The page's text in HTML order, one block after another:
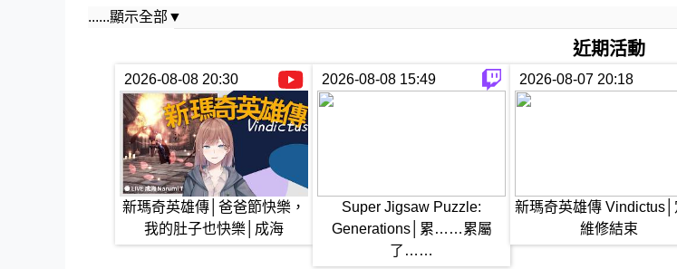
目前主要進行半調子的新瑪奇英雄傳的遊玩(鐮刀伊菲)。
除了瑪英之外還玩Minecraft(麥塊)、黑色沙漠，或者將來有機會接觸的各種遊戲XD。
偶爾會在實況內偷渡唱歌:P
※111/10/24 新增
請勿在任何時候跟我家杖娘搭話。
※111/5/28 新增醜話
請勿在其他實況主的聊天室主動提起我，除非該台提及我的話題。
成海不想設立太多規範，目前僅有『不要人身攻擊、不要開黃腔』這兩條，
......顯示全部▼
近期活動
2026-08-08 20:30
新瑪奇英雄傳│爸爸節快樂，
我的肚子也快樂│成海
2026-08-08 15:49
Super Jigsaw Puzzle:
Generations│累……累屬
了……
2026-08-07 20:18
新瑪奇英雄傳 Vindictus│
維修結束